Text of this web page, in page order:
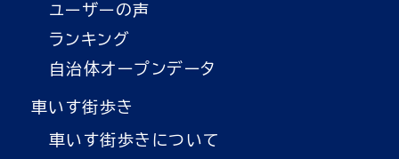
ユーザーの声
ランキング
自治体オープンデータ
車いす街歩き
車いす街歩きについて